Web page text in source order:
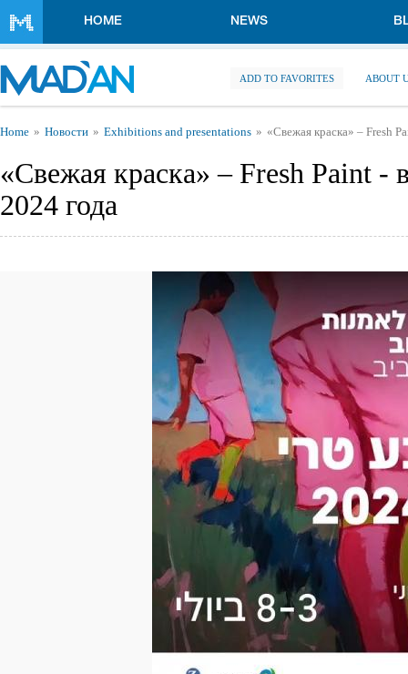
HOME NEWS
ADD TO FAVORITES ABOUT
You are here
Home Новости Exhibitions and presentations «Свежая краска» – Fresh
«Свежая краска» – Fresh Paint
2024 года